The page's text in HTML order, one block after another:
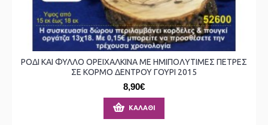
ΡΟΔΙ ΚΑΙ ΦΥΛΛΟ ΟΡΕΙΧΑΛΚΙΝΑ ΜΕ ΗΜΙΠΟΛΥΤΙΜΕΣ ΠΕΤΡΕΣ
ΣΕ ΚΟΡΜΟ ΔΕΝΤΡΟΥ ΓΟΥΡΙ 2015
8,90€
ΚΑΛΆΘΙ